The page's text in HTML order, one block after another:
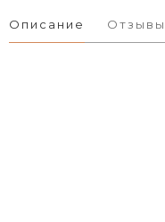
Описание Отзывы